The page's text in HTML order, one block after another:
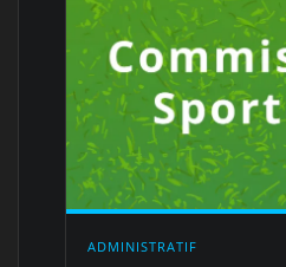
ADMINISTRATIF